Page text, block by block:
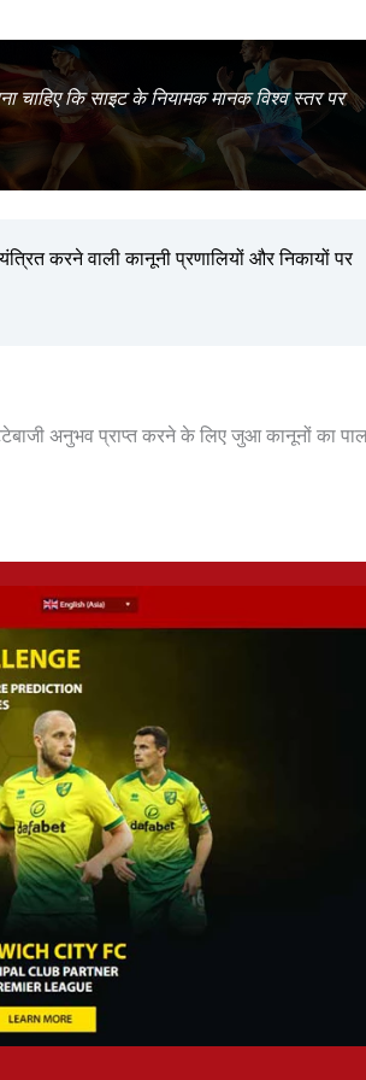
कि साइट के नियामक मानक विश्व स्तर पर
करने वाली कानूनी प्रणालियों और निकायों पर
अनुभव प्राप्त करने के लिए जुआ कानूनों का